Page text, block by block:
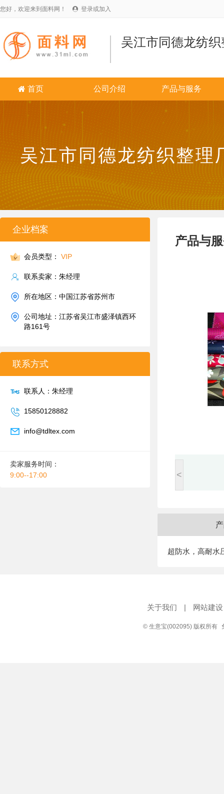
您好，欢迎来到面料网！  登录或加入
吴江市同德龙纺
 首页 公司介绍 产品与服务
吴江市同德龙纺织整理
企业档案
会员类型： VIP
联系卖家：朱经理
所在地区：中国江苏省苏州市
公司地址：江苏省吴江市盛泽镇西环
路161号
联系方式
联系人：朱经理
15850128882
info@tdltex.com
卖家服务时间：
9:00--17:00
产品与
<
超防水，高耐水
关于我们 | 网站建设
© 生意宝(002095) 版权所有